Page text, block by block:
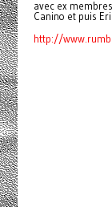
avec ex
Canino et puis
http://